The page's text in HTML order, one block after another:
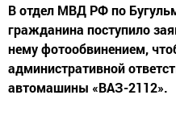
В отдел МВД РФ по
гражданина поступило
нему фотообвинением,
административной
автомашины «ВАЗ-2112».